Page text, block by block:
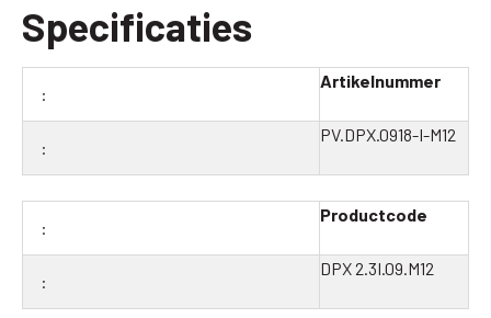
Specificaties
Artikelnummer
PV.DPX.0918-I-M12
Productcode
DPX 2.3I.09.M12